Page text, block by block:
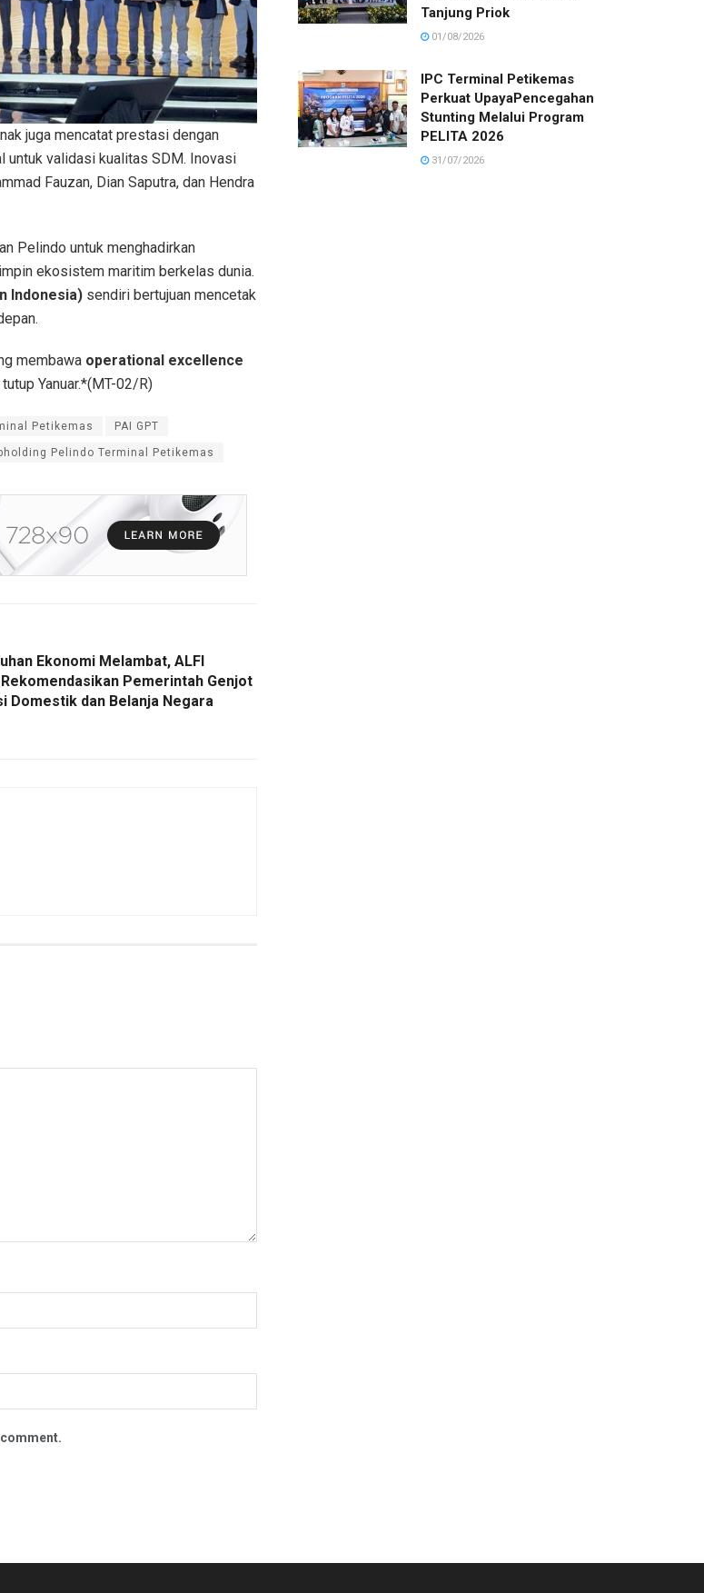
juga mencatat prestasi dengan
untuk validasi kualitas SDM. Inovasi
Fauzan, Dian Saputra, dan Hendra
Pelindo untuk menghadirkan
ekosistem maritim berkelas dunia.
Indonesia) sendiri bertujuan mencetak
membawa operational excellence
Yanuar.*(MT-02/R)
Petikemas PAI GPT
Pelindo Terminal Petikemas
Ekonomi Melambat, ALFI
Pemerintah Genjot
Domestik dan Belanja Negara
Tanjung Priok
01/08/2026
IPC Terminal Petikemas
Perkuat UpayaPencegahan
Stunting Melalui Program
PELITA 2026
31/07/2026